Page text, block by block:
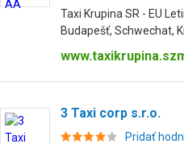
Taxi Krupina SR - EU
Budapešť, Schwechat,
3 Taxi corp s.r.o.
Pridať